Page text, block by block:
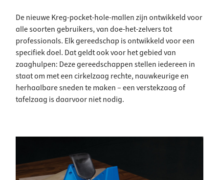
De nieuwe Kreg-pocket-hole-mallen zijn ontwikkeld voor
alle soorten gebruikers, van doe-het-zelvers tot
professionals. Elk gereedschap is ontwikkeld voor een
specifiek doel. Dat geldt ook voor het gebied van
zaaghulpen: Deze gereedschappen stellen iedereen in
staat om met een cirkelzaag rechte, nauwkeurige en
herhaalbare sneden te maken – een verstekzaag of
tafelzaag is daarvoor niet nodig.